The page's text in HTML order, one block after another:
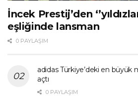
İncek Prestij’den
eşliğinde lansman
0 PAYLAŞIM
adidas Türkiye’deki en büyük
açtı
0 PAYLAŞIM